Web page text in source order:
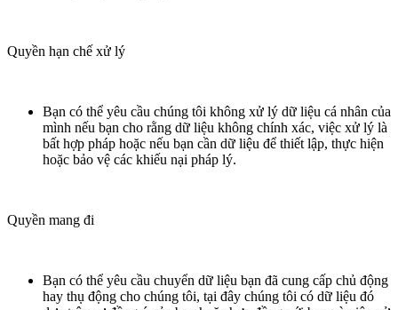
Quyền hạn chế xử lý
Bạn có thể yêu cầu chúng tôi không xử lý dữ liệu cá nhân của
mình nếu bạn cho rằng dữ liệu không chính xác, việc xử lý là
bất hợp pháp hoặc nếu bạn cần dữ liệu để thiết lập, thực hiện
hoặc bảo vệ các khiếu nại pháp lý.
Quyền mang đi
Bạn có thể yêu cầu chuyển dữ liệu bạn đã cung cấp chủ động
hay thụ động cho chúng tôi, tại đây chúng tôi có dữ liệu đó